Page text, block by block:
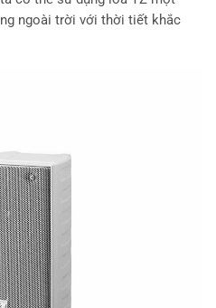
ngoài trời với thời tiết khắc